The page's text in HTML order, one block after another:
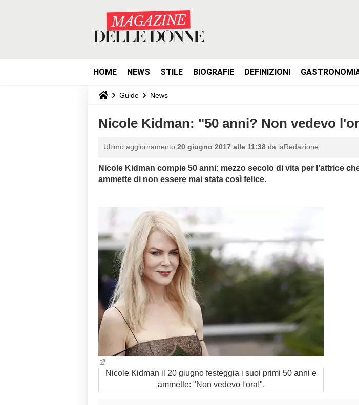
HOME NEWS STILE BIOGRAFIE DEFINIZIONI
Guide News
Nicole Kidman: "50 anni? Non vedevo
Ultimo aggiornamento 20 giugno 2017 alle 11:38 da laRedazione.
Nicole Kidman compie 50 anni: mezzo secolo di vita per l'attrice
ammette di non essere mai stata così felice.
Nicole Kidman il 20 giugno festeggia i suoi primi 50 anni e
ammette: "Non vedevo l'ora!".